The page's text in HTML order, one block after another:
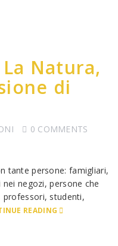
Natura,
di
0 COMMENTS
tante persone: famigliari,
negozi, persone che
professori, studenti,
READING